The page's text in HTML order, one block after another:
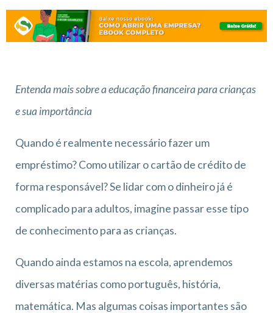
Entenda mais sobre a educação financeira para crianças
e sua importância
Quando é realmente necessário fazer um
empréstimo? Como utilizar o cartão de crédito de
forma responsável? Se lidar com o dinheiro já é
complicado para adultos, imagine passar esse tipo
de conhecimento para as crianças.
Quando ainda estamos na escola, aprendemos
diversas matérias como português, história,
matemática. Mas algumas coisas importantes são